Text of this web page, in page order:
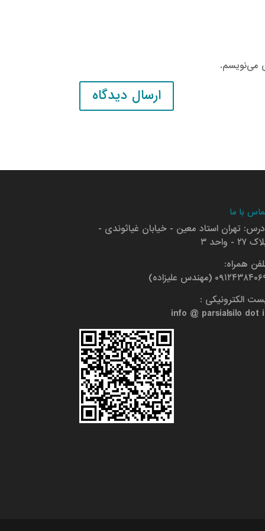
می‌نویسم.
با ما
تهران استاد معین - خیابان غیاثوندی -
۲۷ - واحد ۳
همراه:
(مهندس علیزاده)
الکترونیکی :
info @ parsialsilo dot